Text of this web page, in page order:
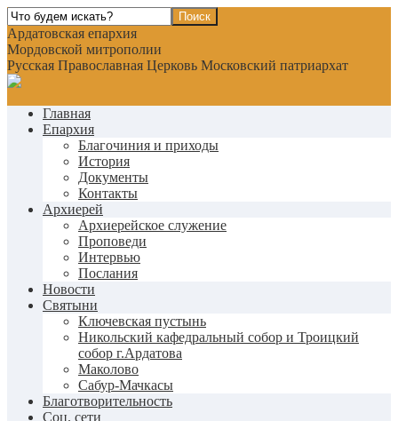
Ардатовская епархия
Мордовской митрополии
Русская Православная Церковь Московский патриархат
Главная
Епархия
Благочиния и приходы
История
Документы
Контакты
Архиерей
Архиерейское служение
Проповеди
Интервью
Послания
Новости
Святыни
Ключевская пустынь
Никольский кафедральный собор и Троицкий
собор г.Ардатова
Маколово
Сабур-Мачкасы
Благотворительность
Соц. сети